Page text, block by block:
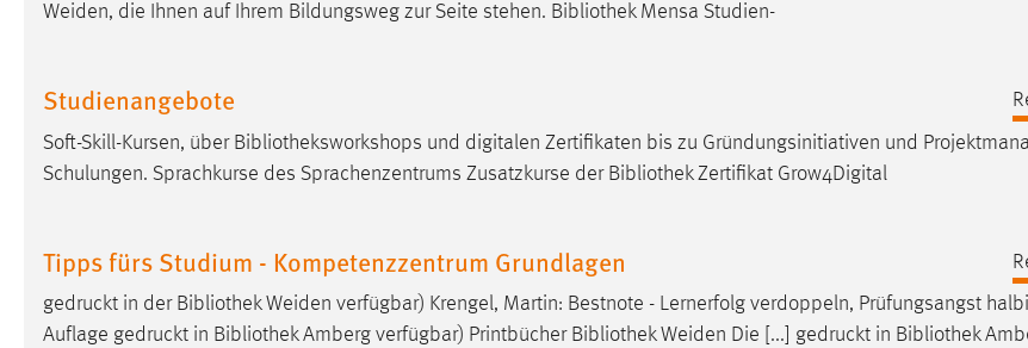
Weiden, die Ihnen auf Ihrem Bildungsweg zur Seite stehen. BibliothekMensa Studien-
Studienangebote
Soft-Skill-Kursen, über Bibliotheksworkshops und digitalen Zertifikaten bis zu Gründungsinitiativen und
Schulungen. Sprachkurse des Sprachenzentrums Zusatzkurse der BibliothekZertifikat Grow4Digital
Tipps fürs Studium - Kompetenzzentrum Grundlagen
gedruckt in der BibliothekWeiden verfügbar) Krengel, Martin: Bestnote - Lernerfolg verdoppeln, Prüfungsangst
Auflage gedruckt in BibliothekAmberg verfügbar) Printbücher BibliothekWeiden Die [...] gedruckt in Bibliothek
Anbieter: Google Ireland Limited
Cookie Laufzeit:
Facebook Pixel
Anbieter:
Zweck: Conversion-Tracking